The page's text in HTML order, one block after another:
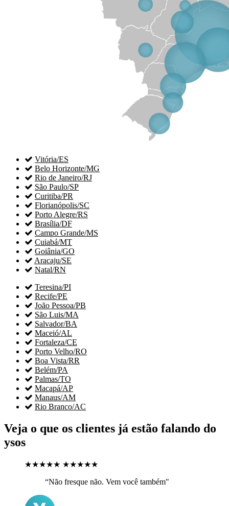
 Vitória/ES
 Belo Horizonte/MG
 Rio de Janeiro/RJ
 São Paulo/SP
 Curitiba/PR
 Florianópolis/SC
 Porto Alegre/RS
 Brasília/DF
 Campo Grande/MS
 Cuiabá/MT
 Goiânia/GO
 Aracaju/SE
 Natal/RN
 Teresina/PI
 Recife/PE
 João Pessoa/PB
 São Luis/MA
 Salvador/BA
 Maceió/AL
 Fortaleza/CE
 Porto Velho/RO
 Boa Vista/RR
 Belém/PA
 Palmas/TO
 Macapá/AP
 Manaus/AM
 Rio Branco/AC
Veja o que os clientes já estão falando do
ysos
★★★★★ ★★★★★
“Não fresque não. Vem você também"